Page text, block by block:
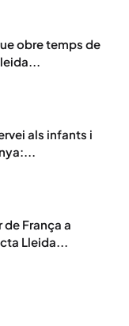
obre temps de
als infants i
de França a
Lleida...